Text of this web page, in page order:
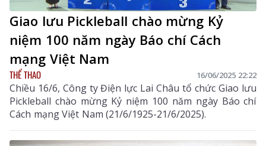
Giao lưu Pickleball chào mừng Kỷ
niệm 100 năm ngày Báo chí Cách
mạng Việt Nam
THỂ THAO 16/06/2025 22:22
Chiều 16/6, Công ty Điện lực Lai Châu tổ chức Giao lưu
Pickleball chào mừng Kỷ niệm 100 năm ngày Báo chí
Cách mạng Việt Nam (21/6/1925-21/6/2025).